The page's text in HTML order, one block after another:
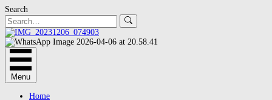
Search
Menu
Home